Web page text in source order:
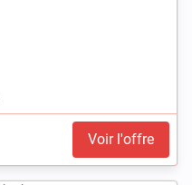
Voir l'offre